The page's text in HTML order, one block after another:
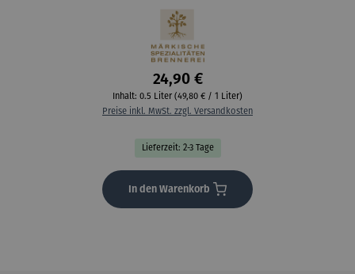
24,90 €
Inhalt: 0.5 Liter (49,80 € / 1 Liter)
Preise inkl. MwSt. zzgl. Versandkosten
Lieferzeit: 2-3 Tage
In den Warenkorb